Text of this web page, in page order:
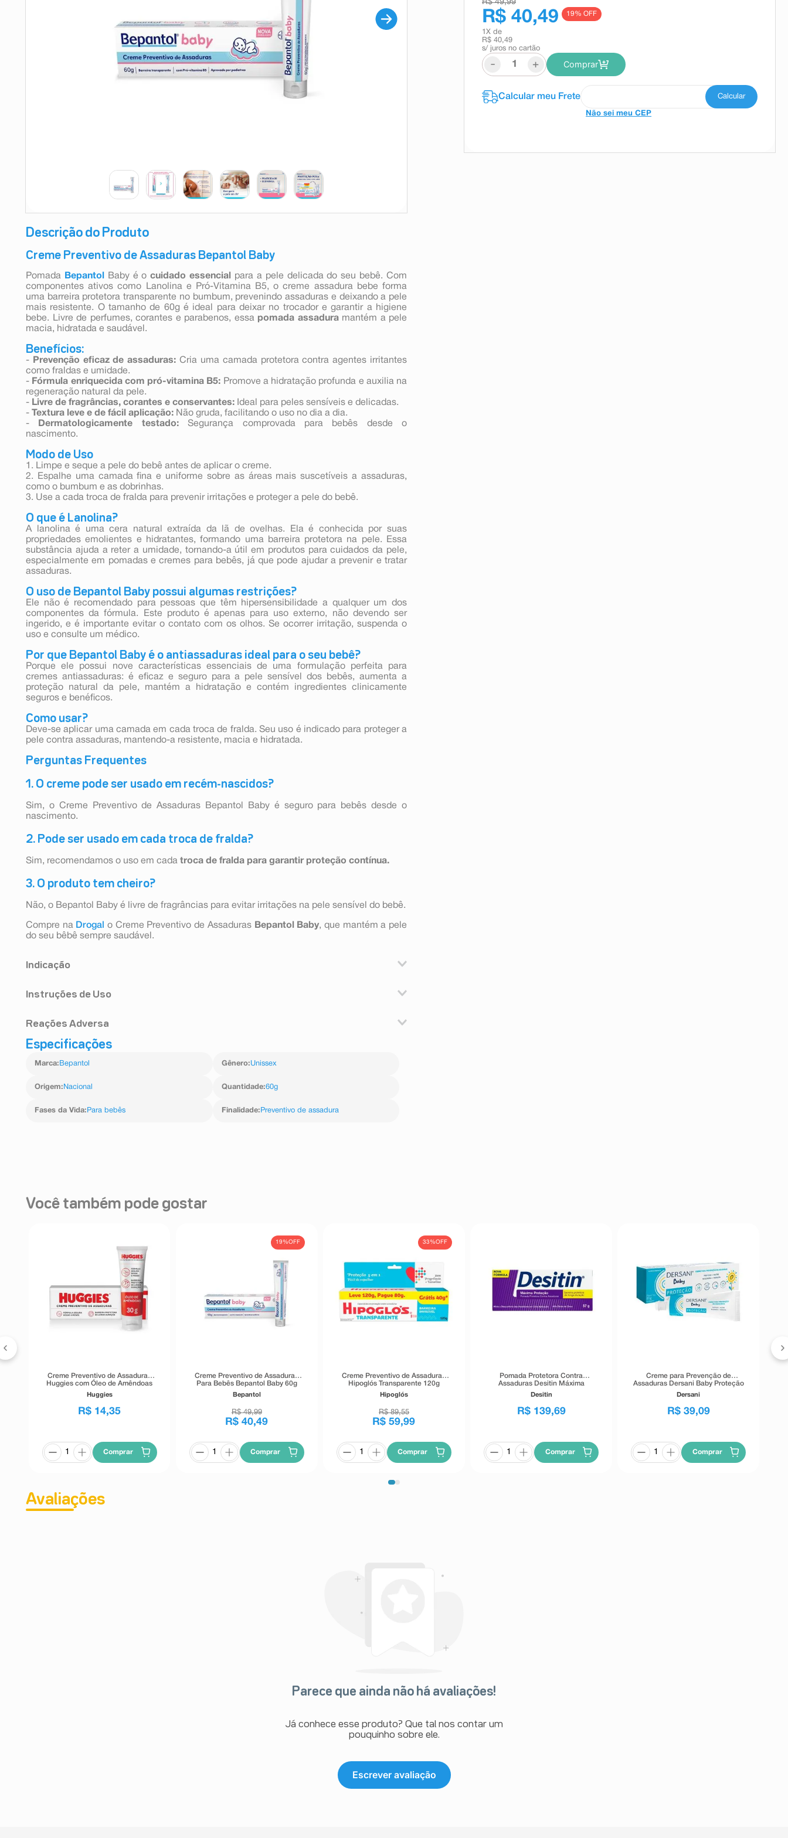
Descrição do Produto
Creme Preventivo de Assaduras Bepantol Baby
Pomada Bepantol Baby é ocuidado essencial
para a pele delicada do seu bebê. Com
componentes ativos como Lanolina e Pró-Vitamina B5, o creme assadura bebe forma
uma barreira protetora transparente no bumbum, prevenindo assaduras e deixando a pele
mais resistente. O tamanho de 60g é ideal para deixar no trocador e garantir a higiene
bebe. Livre de perfumes, corantes e parabenos, essa pomada assaduramantém a pele
macia, hidratada e saudável.
Benefícios:
- Prevenção eficaz de assaduras: Cria uma camada protetora contra agentes irritantes
como fraldas e umidade.
- Fórmula enriquecida com pró-vitamina B5: Promove a hidratação profunda e auxilia na
regeneração natural da pele.
- Livre de fragrâncias, corantes e conservantes: Ideal para peles sensíveis e delicadas.
- Textura leve e de fácil aplicação: Não gruda, facilitando o uso no dia a dia.
-
Dermatologicamente testado:Segurança comprovada para bebês desde o
nascimento.
Modo de Uso
1. Limpe e seque a pele do bebê antes de aplicar o creme.
2. Espalhe uma camada fina e uniforme sobre as áreas mais suscetíveis a assaduras,
como o bumbum e as dobrinhas.
3. Use a cada troca de fralda para prevenir irritações e proteger a pele do bebê.
O que é Lanolina?
A lanolina é uma cera natural extraída da lã de ovelhas. Ela é conhecida por suas
propriedades emolientes e hidratantes, formando uma barreira protetora na pele. Essa
substância ajuda a reter a umidade, tornando-a útil em produtos para cuidados da pele,
especialmente em pomadas e cremes para bebês, já que pode ajudar a prevenir e tratar
assaduras.
O uso de Bepantol Baby possui algumas restrições?
Ele não é recomendado para pessoas que têm hipersensibilidade a qualquer um dos
componentes da fórmula. Este produto é apenas para uso externo, não devendo ser
ingerido, e é importante evitar o contato com os olhos. Se ocorrer irritação, suspenda o
uso e consulte um médico.
Por que Bepantol Baby é o antiassaduras ideal para o seu bebê?
Porque ele possui nove características essenciais de uma formulação perfeita para
cremes antiassaduras: é eficaz e seguro para a pele sensível dos bebês, aumenta a
proteção natural da pele, mantém a hidratação e contém ingredientes clinicamente
seguros e benéficos.
Como usar?
Deve-se aplicar uma camada em cada troca de fralda. Seu uso é indicado para proteger a
pele contra assaduras, mantendo-a resistente, macia e hidratada.
Perguntas Frequentes
1. O creme pode ser usado em recém-nascidos?
Sim, o Creme Preventivo de Assaduras Bepantol Baby é seguro para bebês desde o
nascimento.
2. Pode ser usado em cada troca de fralda?
Sim, recomendamos o uso em cada troca de fralda para garantir proteção contínua.
3. O produto tem cheiro?
Não, o Bepantol Baby é livre de fragrâncias para evitar irritações na pele sensível do bebê.
Compre na Drogalo Creme Preventivo de Assaduras Bepantol Baby, que mantém a pele
do seu bêbê sempre saudável.
Indicação
pele contra assaduras, mantendo-a resistente, macia e hidratada.
Instruções de Uso
pele contra assaduras, mantendo-a resistente, macia e hidratada.
Reações Adversa
Dexpantenol (substância ativa deste medicamento) em geral é bem tolerado. No entanto,
sensibilidade individual.
imediatamente o uso do produto e informe seu médico.
Especificações
Marca: Bepantol Gênero:Unissex
Origem: Nacional Quantidade:60g
Fases da Vida: Para bebês Finalidade: Preventivo de assadura
R$ 49,99
R$ 40,49 19% OFF
1 X de
R$ 40,49
s/ juros no cartão
- + Comprar
Não sei meu CEP
Você também pode gostar
Creme Preventivo de Assaduras
Huggies com Óleo de Amêndoas
30g
Huggies
R$ 14,35
Comprar
19%OFF
Creme Preventivo de Assaduras
Para Bebês Bepantol Baby 60g
Bepantol
R$ 49,99
R$ 40,49
Comprar
33%OFF
Creme Preventivo de Assaduras
Hipoglós Transparente 120g
Hipoglós
R$ 89,55
R$ 59,99
Comprar
Pomada Protetora Contra
Assaduras Desitin Máxima
Proteção 57g
Desitin
R$ 139,69
Comprar
Creme para Prevenção de
Assaduras Dersani Baby Proteção
Dersani
R$ 39,09
Comprar
Avaliações
Parece que ainda não há avaliações!
Já conhece esse produto? Que tal nos contar um
pouquinho sobre ele.
Escrever avaliação
10ºesmalte